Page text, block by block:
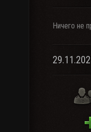
Ничего не